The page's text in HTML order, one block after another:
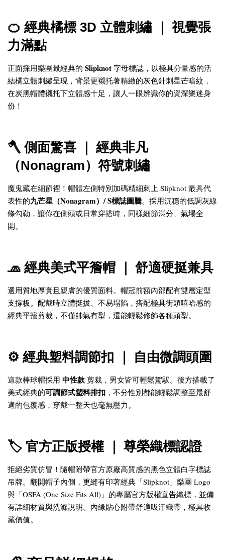
🍊 經典橘標 3D 立體刺繡 ｜ 視覺張
力滿點
正面採用樂團最經典的 Slipknot 字母標誌，以極具分量感的活
結橘立體刺繡呈現，背景更襯托著精緻的灰色針刺星芒暗紋，
在炭黑帽體襯托下立體感十足，讓人一眼辨識你的資深樂迷身
份！
🪓 側面驚喜 ｜ 經典非凡
（Nonagram）符號刺繡
魔鬼藏在細節裡！帽體左側特別加碼精細刺上 Slipknot 最具代
表性的九芒星（Nonagram）/ S標誌圖騰。採用沉穩的低調灰線
條勾勒，讓你在側頭或日常穿搭時，同樣細節滿分、氣場全
開。
🧢 經典美式平簷帽 ｜ 舒適硬挺兼具
選用質地厚實且親膚的優質面料。帽冠前額內部配有雙層定型
支撐板。配戴時立體挺拔、不易塌陷，搭配極具街頭嘻哈感的
經典平簷剪裁，不僅帥氣有型，還能輕鬆修飾各種頭型。
⚙️ 經典塑料調節扣 ｜ 自由微調頭圍
這款棒球帽採用 中性款 剪裁，男女皆可輕鬆駕馭。後方搭載了
美式經典的可調節式塑料排扣 ，不分性別都能輕鬆調整至最舒
適的包覆感，穿戴一整天也毫無壓力。
🏷️ 官方正版授權 ｜ 尊榮織標認證
拒絕劣質仿冒！隨帽附帶官方原廠高質感的黑色立體白字標誌
吊牌。翻開帽子內側，更縫有印著經典「Slipknot」樂團 Logo
與「OSFA (One Size Fits All)」的專屬官方版權宣告織標，並備
有詳細材質與洗滌說明。內緣貼心附帶舒適吸汗織帶，極具收
藏價值。